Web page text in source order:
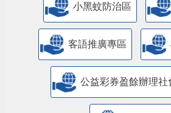
小黑蚊防治區
客語推廣專區
公益彩券盈餘辦理社